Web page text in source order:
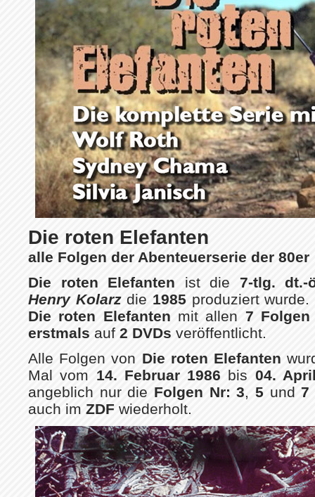
Die roten Elefanten
alle Folgen der Abenteuerserie der 80er
Die roten Elefanten ist die 7-tlg. dt.-
Henry Kolarzdie 1985 produziert
Die roten Elefanten mit allen 7 Folgen
erstmals auf 2 DVDs veröffentlicht.
Alle Folgen von Die roten Elefanten
Mal vom 14. Februar 1986 bis 04.
angeblich nur die Folgen Nr: 3,5 und
auch im ZDF wiederholt.